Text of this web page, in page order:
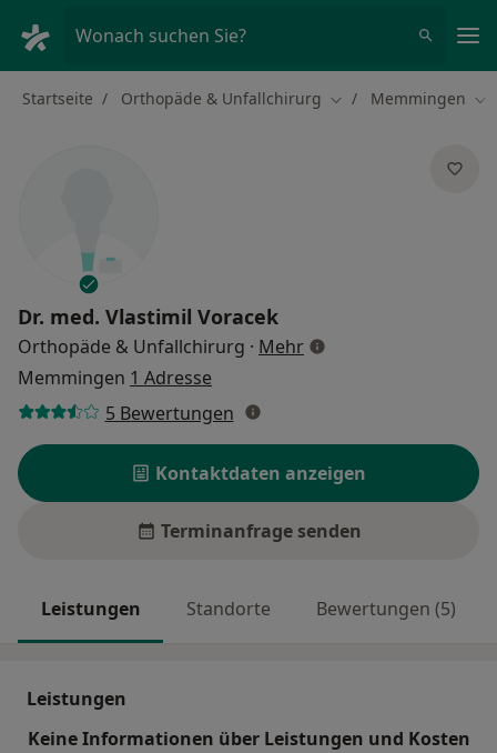
Wonach suchen Sie?
Startseite Orthopäde & Unfallchirurg Stadt ändern
Memmingen
Dr. med. Vlastimil Voracek
Orthopäde & Unfallchirurg · Mehrüber Spezialisierungen
Memmingen 1 Adresse
5 Bewertungen
Kontaktdaten anzeigen
Terminanfrage senden
Leistungen Standorte Bewertungen (5)
Leistungen
Keine Informationen über Leistungen und Kosten